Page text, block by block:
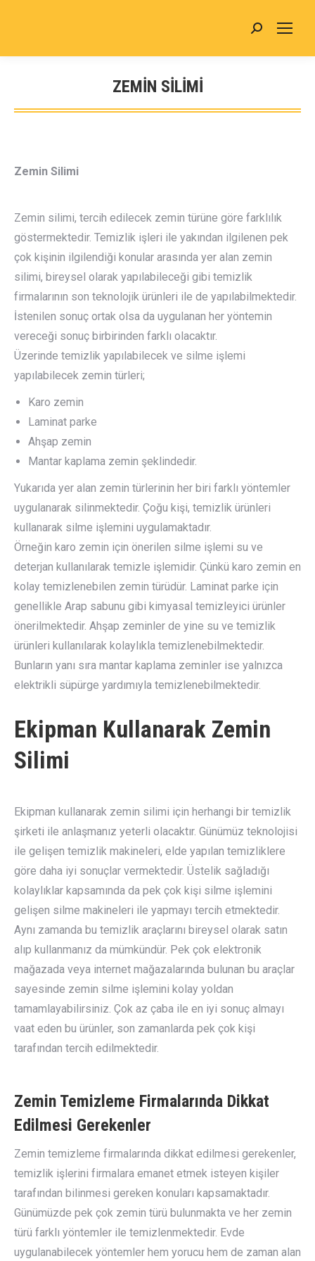
Search:
ZEMİN SİLİMİ
You are here:
Zemin Silimi
Zemin silimi, tercih edilecek zemin türüne göre farklılık
göstermektedir. Temizlik işleri ile yakından ilgilenen pek
çok kişinin ilgilendiği konular arasında yer alan zemin
silimi, bireysel olarak yapılabileceği gibi temizlik
firmalarının son teknolojik ürünleri ile de yapılabilmektedir.
İstenilen sonuç ortak olsa da uygulanan her yöntemin
vereceği sonuç birbirinden farklı olacaktır.
Üzerinde temizlik yapılabilecek ve silme işlemi
yapılabilecek zemin türleri;
Karo zemin
Laminat parke
Ahşap zemin
Mantar kaplama zemin şeklindedir.
Yukarıda yer alan zemin türlerinin her biri farklı yöntemler
uygulanarak silinmektedir. Çoğu kişi, temizlik ürünleri
kullanarak silme işlemini uygulamaktadır.
Örneğin karo zemin için önerilen silme işlemi su ve
deterjan kullanılarak temizle işlemidir. Çünkü karo zemin en
kolay temizlenebilen zemin türüdür. Laminat parke için
genellikle Arap sabunu gibi kimyasal temizleyici ürünler
önerilmektedir. Ahşap zeminler de yine su ve temizlik
ürünleri kullanılarak kolaylıkla temizlenebilmektedir.
Bunların yanı sıra mantar kaplama zeminler ise yalnızca
elektrikli süpürge yardımıyla temizlenebilmektedir.
Ekipman Kullanarak Zemin
Silimi
Ekipman kullanarak zemin silimi için herhangi bir temizlik
şirketi ile anlaşmanız yeterli olacaktır. Günümüz teknolojisi
ile gelişen temizlik makineleri, elde yapılan temizliklere
göre daha iyi sonuçlar vermektedir. Üstelik sağladığı
kolaylıklar kapsamında da pek çok kişi silme işlemini
gelişen silme makineleri ile yapmayı tercih etmektedir.
Aynı zamanda bu temizlik araçlarını bireysel olarak satın
alıp kullanmanız da mümkündür. Pek çok elektronik
mağazada veya internet mağazalarında bulunan bu araçlar
sayesinde zemin silme işlemini kolay yoldan
tamamlayabilirsiniz. Çok az çaba ile en iyi sonuç almayı
vaat eden bu ürünler, son zamanlarda pek çok kişi
tarafından tercih edilmektedir.
Zemin Temizleme Firmalarında Dikkat
Edilmesi Gerekenler
Zemin temizleme firmalarında dikkat edilmesi gerekenler,
temizlik işlerini firmalara emanet etmek isteyen kişiler
tarafından bilinmesi gereken konuları kapsamaktadır.
Günümüzde pek çok zemin türü bulunmakta ve her zemin
türü farklı yöntemler ile temizlenmektedir. Evde
uygulanabilecek yöntemler hem yorucu hem de zaman alan